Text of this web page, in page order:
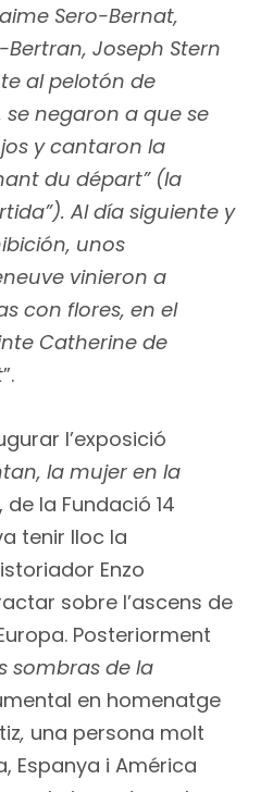
Sero-Bernat,
Joseph Stern
al pelotón de
negaron a que se
y cantaron la
du départ” (la
Al día siguiente y
unos
vinieron a
con flores, en el
Catherine de
”.
l’exposició
la mujer en la
de la Fundació 14
tenir lloc la
Enzo
sobre l’ascens de
Posteriorment
sombras de la
en homenatge
, una persona molt
Espanya i América